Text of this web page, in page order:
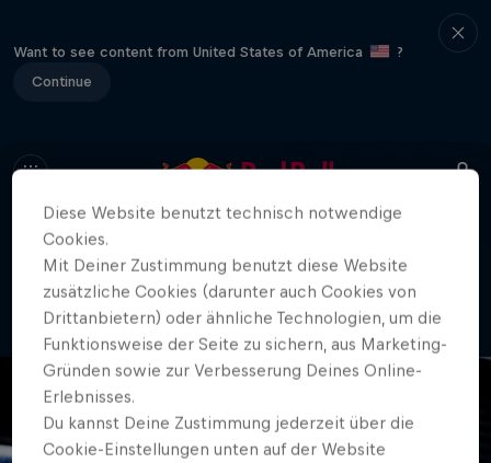
Want to see content from United States of America
?
Continue
404
Oh nein, wie unangenehm. Wo ist bloß
die Seite geblieben?
Diese Website benutzt technisch notwendige
Cookies.
Mit Deiner Zustimmung benutzt diese Website
zusätzliche Cookies (darunter auch Cookies von
Drittanbietern) oder ähnliche Technologien, um die
Funktionsweise der Seite zu sichern, aus Marketing-
Gründen sowie zur Verbesserung Deines Online-
Erlebnisses.
Du kannst Deine Zustimmung jederzeit über die
Cookie-Einstellungen unten auf der Website